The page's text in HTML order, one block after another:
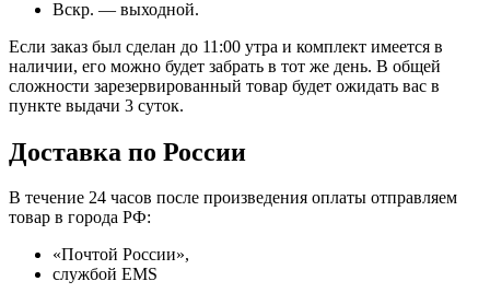
Вскр. — выходной.
Если заказ был сделан до 11:00 утра и комплект имеется в
наличии, его можно будет забрать в тот же день. В общей
сложности зарезервированный товар будет ожидать вас в
пункте выдачи 3 суток.
Доставка по России
В течение 24 часов после произведения оплаты отправляем
товар в города РФ:
«Почтой России»,
службой EMS